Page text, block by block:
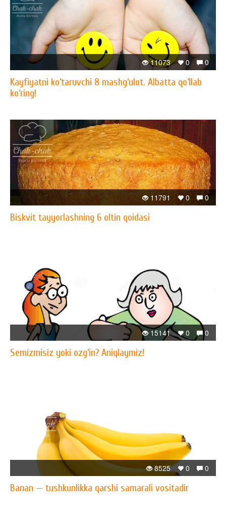
0
0
11073
Kayfiyatni ko‘taruvchi 8 mashg‘ulot. Albatta qo‘llab
ko‘ring!
0
0
11791
Biskvit tayyorlashning 6 oltin qoidasi
0
0
15141
Semizmisiz yoki ozg‘in? Aniqlaymiz!
0
0
8525
Banan — tushkunlikka qarshi samarali vositadir